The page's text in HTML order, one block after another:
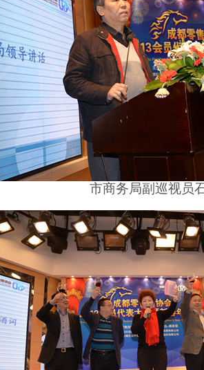
市商务局副巡视员石